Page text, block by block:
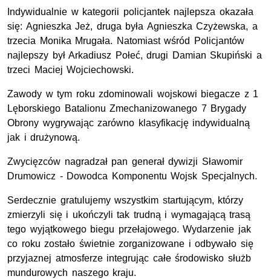
Indywidualnie w kategorii policjantek najlepsza okazała
się: Agnieszka Jeż, druga była Agnieszka Czyżewska, a
trzecia Monika Mrugała. Natomiast wśród Policjantów
najlepszy był Arkadiusz Połeć, drugi Damian Skupiński a
trzeci Maciej Wojciechowski.
Zawody w tym roku zdominowali wojskowi biegacze z 1
Lęborskiego Batalionu Zmechanizowanego 7 Brygady
Obrony wygrywając zarówno klasyfikację indywidualną
jak i drużynową.
Zwycięzców nagradzał pan generał dywizji Sławomir
Drumowicz - Dowodca Komponentu Wojsk Specjalnych.
Serdecznie gratulujemy wszystkim startującym, którzy
zmierzyli się i ukończyli tak trudną i wymagającą trasą
tego wyjątkowego biegu przełajowego. Wydarzenie jak
co roku zostało świetnie zorganizowane i odbywało się
przyjaznej atmosferze integrując całe środowisko służb
mundurowych naszego kraju.